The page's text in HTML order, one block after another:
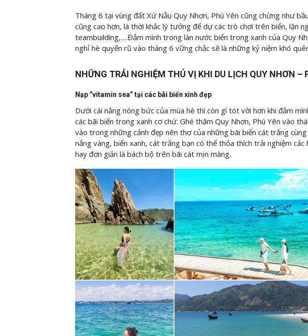
Tháng 6 tại vùng đất Xứ Nẫu Quy Nhơn, Phú Yên cũng chừng như
cũng cao hơn, là thời khắc lý tưởng để dự các trò chơi trên biển, lặn
teambuilding,….Đắm mình trong làn nước biển trong xanh của Quy
nghỉ hè quyến rũ vào tháng 6 vững chắc sẽ là những kỷ niệm khó
NHỮNG TRẢI NGHIỆM THÚ VỊ KHI DU LỊCH QUY NHƠN –
Nạp “vitamin sea” tại các bãi biển xinh đẹp
Dưới cái nắng nóng bức của mùa hè thì còn gì tót vời hơn khi đắm
các bãi biển trong xanh cơ chứ. Ghé thăm Quy Nhơn, Phú Yên vào
vào trong những cảnh đẹp nên thơ của những bãi biển cát trắng
nắng vàng, biển xanh, cát trắng bạn có thể thỏa thích trải nghiệm
hay đơn giản là bách bộ trên bãi cát mịn màng.